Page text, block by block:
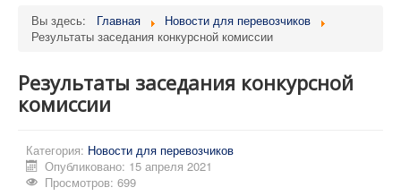
О предприятии
Обращения
Расписание движения
Портал перевозчиков
Вы здесь: Главная
Новости для перевозчиков
Результаты заседания конкурсной комиссии
Результаты заседания конкурсной
комиссии
Категория: Новости для перевозчиков
Опубликовано: 15 апреля 2021
Просмотров: 699